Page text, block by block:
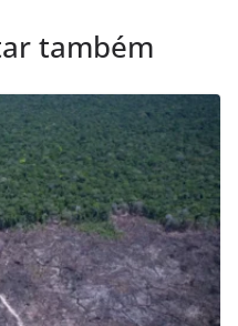
também